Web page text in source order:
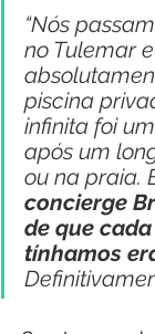
“Nós
no Tulemar
piscina
infinita foi
após um
ou na praia.
concierge
de que
tínhamos